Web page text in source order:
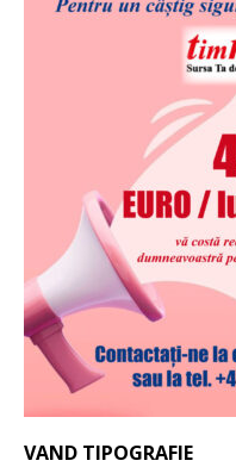
VAND TIPOGRAFIE